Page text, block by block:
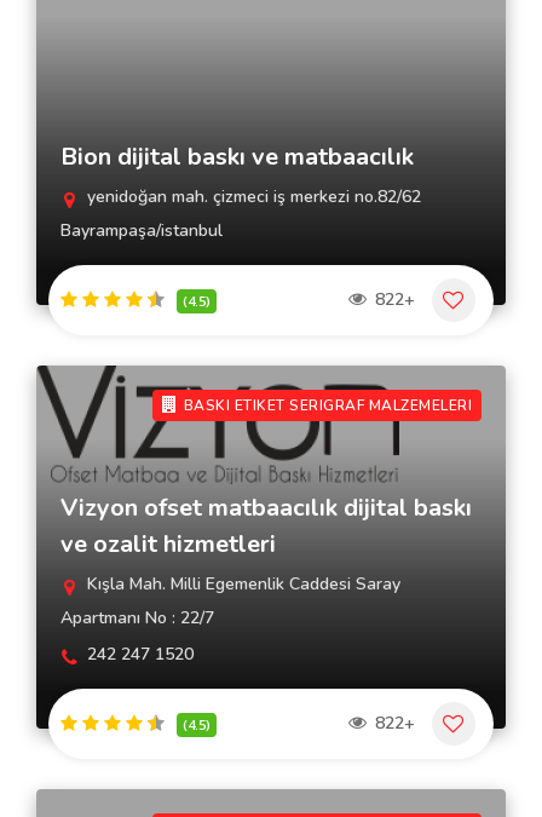
Bion dijital baskı ve matbaacılık
yenidoğan mah. çizmeci iş merkezi no.82/62
Bayrampaşa/istanbul
(4.5) 822+
BASKI ETIKET SERIGRAF MALZEMELERI
Vizyon ofset matbaacılık dijital baskı
ve ozalit hizmetleri
Kışla Mah. Milli Egemenlik Caddesi Saray
Apartmanı No : 22/7
242 247 1520
(4.5) 822+